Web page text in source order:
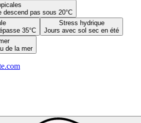
descend pas sous 20°C
35°C
Stress hydrique
Jours avec sol sec en été
de la mer